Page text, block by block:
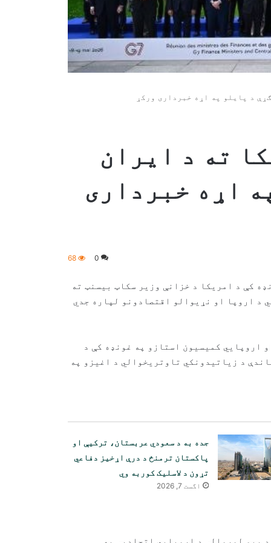
ته د ایران
اړه خبرداری
0
68
کې د امریکا د خزانې وزیر سکاټ بیسنټ ته
د اروپا او نړیوالو اقتصادونو لپاره جدي
اروپايي کمیسیون استازو په غونډه کې د
د زیاتیدونکي تاوتریخوالي د اغیزو په
جده به د سعودي عربستان، ترکیې او
پاکستان ترمنځ د درې اړخیز دفاعي
تړون د لاسلیک کوربه وي
اگست 7, 2026